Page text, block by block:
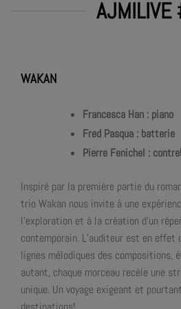
WAKAN
Francesca Han : piano
Fred Pasqua : batterie
Pierre Fenichel :
Inspiré par la première partie du
trio Wakan nous invite à une
l’exploration et à la création d’un
contemporain. L’auditeur est en effet
lignes mélodiques des compositions,
autant, chaque morceau recèle une
unique. Un voyage exigeant et